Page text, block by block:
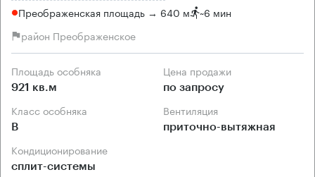
Преображенская площадь → 640 м ~6 мин
район Преображенское
Площадь особняка
921 кв.м
Цена продажи
по запросу
Класс особняка
B
Вентиляция
приточно-вытяжная
Кондиционирование
сплит-системы